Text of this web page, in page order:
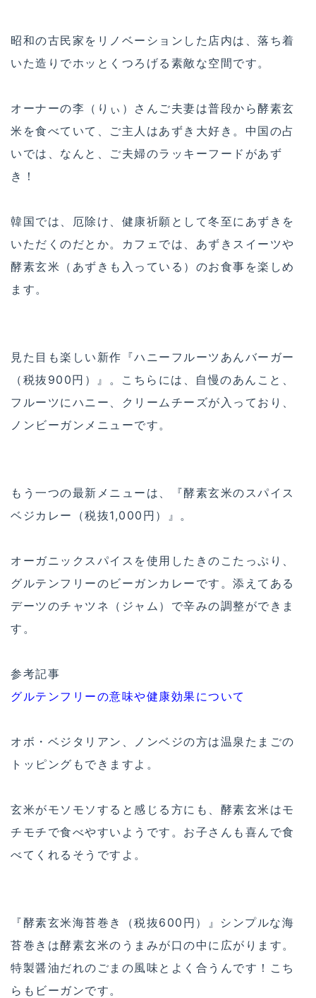
昭和の古民家をリノベーションした店内は、落ち着
いた造りでホッとくつろげる素敵な空間です。
オーナーの李（りぃ）さんご夫妻は普段から酵素玄
米を食べていて、ご主人はあずき大好き。中国の占
いでは、なんと、ご夫婦のラッキーフードがあず
き！
韓国では、厄除け、健康祈願として冬至にあずきを
いただくのだとか。カフェでは、あずきスイーツや
酵素玄米（あずきも入っている）のお食事を楽しめ
ます。
見た目も楽しい新作『ハニーフルーツあんバーガー
（税抜900円）』。こちらには、自慢のあんこと、
フルーツにハニー、クリームチーズが入っており、
ノンビーガンメニューです。
もう一つの最新メニューは、『酵素玄米のスパイス
ベジカレー（税抜1,000円）』。
オーガニックスパイスを使用したきのこたっぷり、
グルテンフリーのビーガンカレーです。添えてある
デーツのチャツネ（ジャム）で辛みの調整ができま
す。
参考記事
グルテンフリーの意味や健康効果について
オボ・ベジタリアン、ノンベジの方は温泉たまごの
トッピングもできますよ。
玄米がモソモソすると感じる方にも、酵素玄米はモ
チモチで食べやすいようです。お子さんも喜んで食
べてくれるそうですよ。
『酵素玄米海苔巻き（税抜600円）』シンプルな海
苔巻きは酵素玄米のうまみが口の中に広がります。
特製醤油だれのごまの風味とよく合うんです！こち
らもビーガンです。